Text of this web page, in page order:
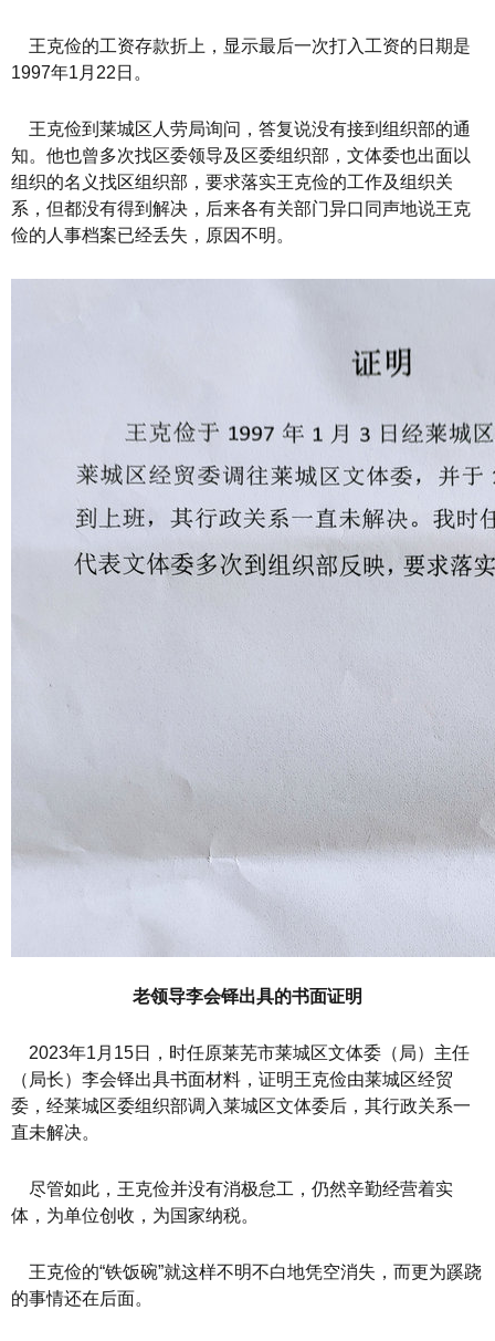
王克俭的工资存款折上，显示最后一次打入工资的日期是
1997年1月22日。
王克俭到莱城区人劳局询问，答复说没有接到组织部的通
知。他也曾多次找区委领导及区委组织部，文体委也出面以
组织的名义找区组织部，要求落实王克俭的工作及组织关
系，但都没有得到解决，后来各有关部门异口同声地说王克
俭的人事档案已经丢失，原因不明。
老领导李会铎出具的书面证明
2023年1月15日，时任原莱芜市莱城区文体委（局）主任
（局长）李会铎出具书面材料，证明王克俭由莱城区经贸
委，经莱城区委组织部调入莱城区文体委后，其行政关系一
直未解决。
尽管如此，王克俭并没有消极怠工，仍然辛勤经营着实
体，为单位创收，为国家纳税。
王克俭的“铁饭碗”就这样不明不白地凭空消失，而更为蹊跷
的事情还在后面。